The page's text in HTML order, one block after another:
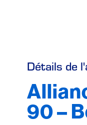
Détails de
90 –